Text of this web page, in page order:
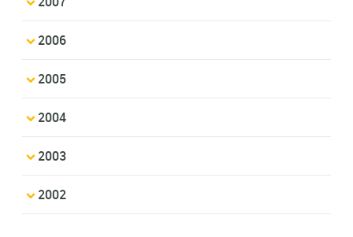
2006
2005
2004
2003
2002